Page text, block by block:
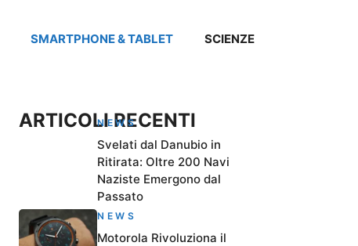
SMARTPHONE & TABLET SCIENZE
ARTICOLI RECENTI
NEWS
Svelati dal Danubio in
Ritirata: Oltre 200 Navi
Naziste Emergono dal
Passato
NEWS
Motorola Rivoluziona il